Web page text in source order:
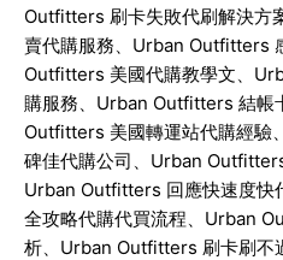
Outfitters 刷卡失敗代刷解決
賣代購服務、Urban Outfitters
Outfitters 美國代購教學文、
購服務、Urban Outfitters 結帳
Outfitters 美國轉運站代購經驗
碑佳代購公司、Urban
Urban Outfitters 回應快速度
全攻略代購代買流程、Urban
析、Urban Outfitters 刷卡刷不